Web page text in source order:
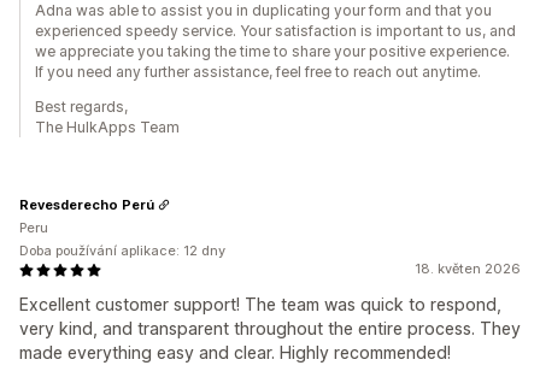
Adna was able to assist you in duplicating your form and that you
experienced speedy service. Your satisfaction is important to us, and
we appreciate you taking the time to share your positive experience.
If you need any further assistance, feel free to reach out anytime.
Best regards,
The HulkApps Team
18. květen 2026
Excellent customer support! The team was quick to respond,
very kind, and transparent throughout the entire process. They
made everything easy and clear. Highly recommended!
Revesderecho Perú
Peru
Doba používání aplikace: 12 dny